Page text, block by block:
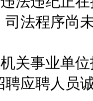
司法程序尚
事业单位
聘应聘人员